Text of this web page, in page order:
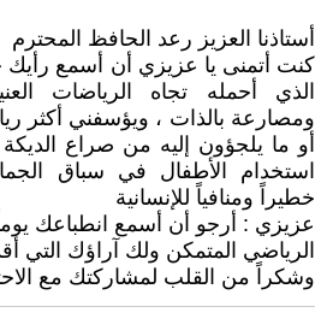
أستاذنا العزيز رعد الحافظ المحترم
كنت أتمنى يا عزيزي أن أسمع
الذي أحمله تجاه الرياضات
ومصارعة بالذات ، ويؤسفني أكثر
أو ما يلجؤون إليه من صراع
استخدام الأطفال في سباق
خطيراً ومنافياً للإنسانية
عزيزي : أرجو أن أسمع انطباعك
الرياضي المتمكن ولك آراؤك التي
وشكراً من القلب لمشاركتك مع